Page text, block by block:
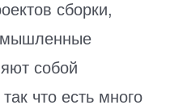
сборки,
собой
что есть много